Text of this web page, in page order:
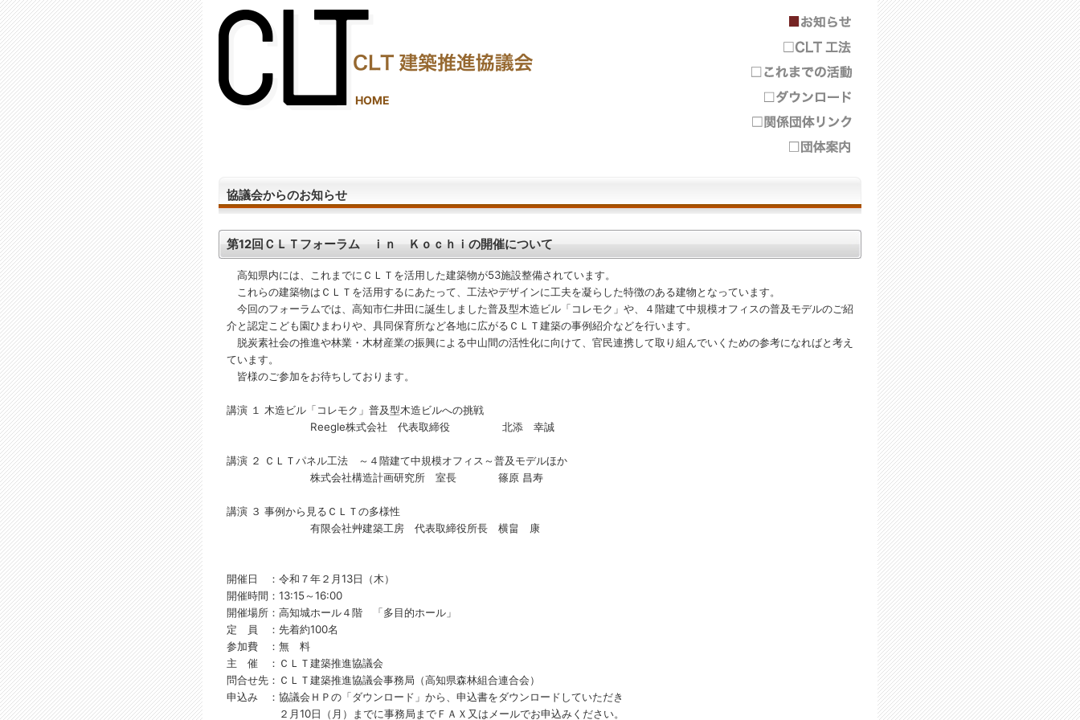
HOME
協議会からのお知らせ
第12回ＣＬＴフォーラム ｉｎ Ｋｏｃｈｉの開催について
高知県内には、これまでにＣＬＴを活用した建築物が53施設整備されています。
これらの建築物はＣＬＴを活用するにあたって、工法やデザインに工夫を凝らした特徴のある建物となっています。
今回のフォーラムでは、高知市仁井田に誕生しました普及型木造ビル「コレモク」や、４階建て中規模オフィスの普及モデルのご紹
介と認定こども園ひまわりや、具同保育所など各地に広がるＣＬＴ建築の事例紹介などを行います。
脱炭素社会の推進や林業・木材産業の振興による中山間の活性化に向けて、官民連携して取り組んでいくための参考になればと考え
ています。
皆様のご参加をお待ちしております。
講演 １ 木造ビル「コレモク」普及型木造ビルへの挑戦
Reegle株式会社 代表取締役 北添 幸誠
講演 ２ ＣＬＴパネル工法 ～４階建て中規模オフィス～普及モデルほか
株式会社構造計画研究所 室長 篠原 昌寿
講演 ３ 事例から見るＣＬＴの多様性
有限会社艸建築工房 代表取締役所長 横畠 康
開催日 ：令和７年２月13日（木）
開催時間：13:15～16:00
開催場所：高知城ホール４階 「多目的ホール」
定 員 ：先着約100名
参加費 ：無 料
主 催 ：ＣＬＴ建築推進協議会
問合せ先：ＣＬＴ建築推進協議会事務局（高知県森林組合連合会）
申込み ：協議会ＨＰの「ダウンロード」から、申込書をダウンロードしていただき
２月10日（月）までに事務局までＦＡＸ又はメールでお申込みください。